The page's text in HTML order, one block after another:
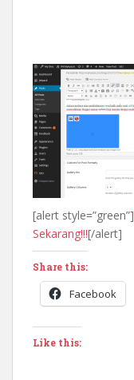
[alert style=”green”]
Sekarang!!![/alert]
Share this:
Facebook
Like this: